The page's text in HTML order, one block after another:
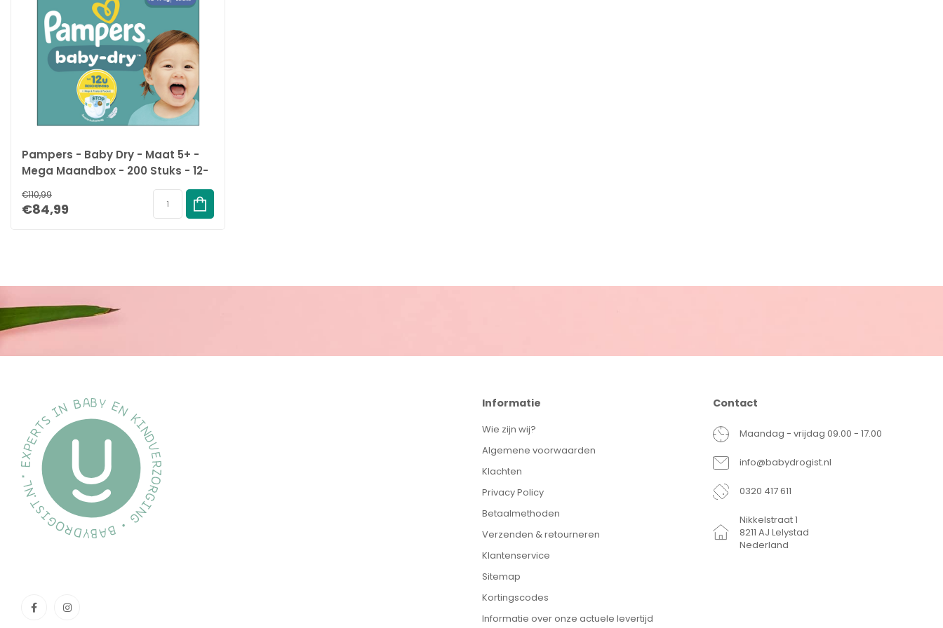
Pampers - Baby Dry - Maat 5+ -
Mega Maandbox - 200 Stuks - 12-
€110,99
€84,99
Informatie
Wie zijn wij?
Algemene voorwaarden
Klachten
Privacy Policy
Betaalmethoden
Verzenden & retourneren
Klantenservice
Sitemap
Kortingscodes
Informatie over onze actuele levertijd
Contact
Maandag - vrijdag 09.00 - 17.00
info@babydrogist.nl
0320 417 611
Nikkelstraat 1
8211 AJ Lelystad
Nederland